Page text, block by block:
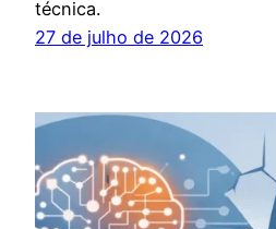
técnica.
27 de julho de 2026